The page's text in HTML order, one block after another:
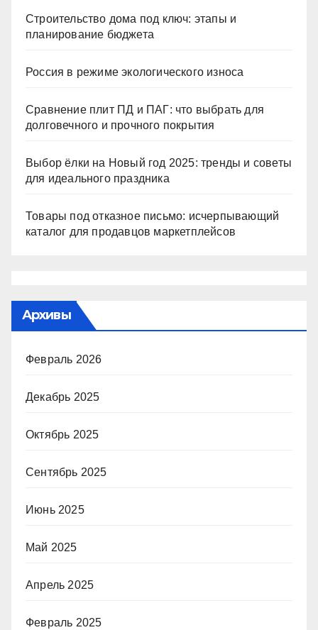
Строительство дома под ключ: этапы и
планирование бюджета
Россия в режиме экологического износа
Сравнение плит ПД и ПАГ: что выбрать для
долговечного и прочного покрытия
Выбор ёлки на Новый год 2025: тренды и советы
для идеального праздника
Товары под отказное письмо: исчерпывающий
каталог для продавцов маркетплейсов
Архивы
Февраль 2026
Декабрь 2025
Октябрь 2025
Сентябрь 2025
Июнь 2025
Май 2025
Апрель 2025
Февраль 2025